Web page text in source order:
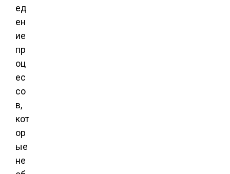
ед
ен
ие
пр
оц
ес
со
в,
кот
ор
ые
не